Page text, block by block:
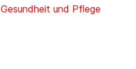
Gesundheit und Pflege